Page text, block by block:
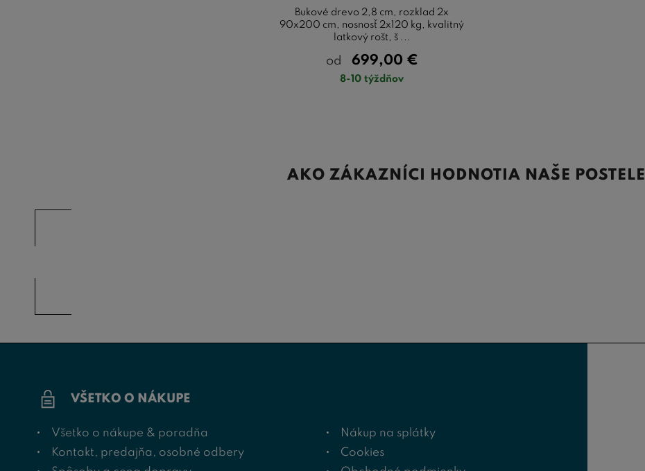
Bukové drevo 2,8 cm, rozklad 2x
90x200 cm, nosnosť 2x120 kg, kvalitný
latkový rošt, š ...
od 699,00 €
8-10 týždňov
AKO ZÁKAZNÍCI HODNOTIA NAŠE POSTELE
VŠETKO O NÁKUPE
Všetko o nákupe & poradňa
Kontakt, predajňa, osobné odbery
Nákup na splátky
Cookies